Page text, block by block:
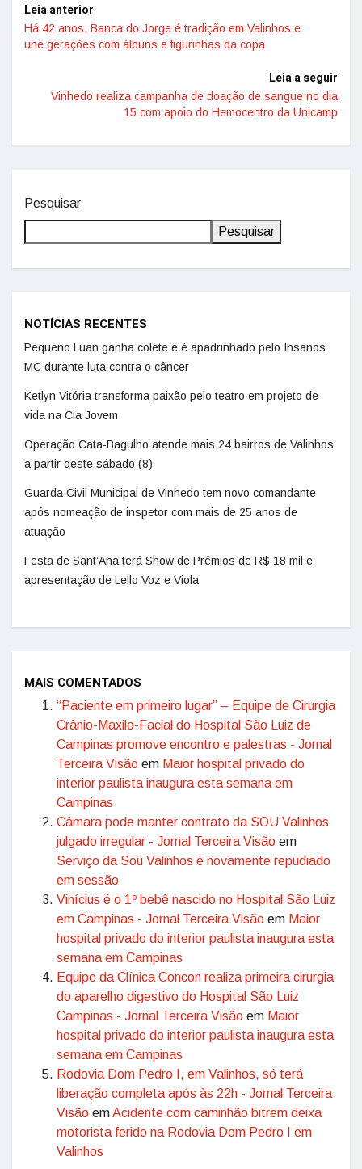
Leia anterior
Há 42 anos, Banca do Jorge é tradição em Valinhos e
une gerações com álbuns e figurinhas da copa
Leia a seguir
Vinhedo realiza campanha de doação de sangue no dia
15 com apoio do Hemocentro da Unicamp
Pesquisar
Pesquisar
NOTÍCIAS RECENTES
Pequeno Luan ganha colete e é apadrinhado pelo Insanos
MC durante luta contra o câncer
Ketlyn Vitória transforma paixão pelo teatro em projeto de
vida na Cia Jovem
Operação Cata-Bagulho atende mais 24 bairros de Valinhos
a partir deste sábado (8)
Guarda Civil Municipal de Vinhedo tem novo comandante
após nomeação de inspetor com mais de 25 anos de
atuação
Festa de Sant’Ana terá Show de Prêmios de R$ 18 mil e
apresentação de Lello Voz e Viola
MAIS COMENTADOS
“Paciente em primeiro lugar” – Equipe de Cirurgia
Crânio-Maxilo-Facial do Hospital São Luiz de
Campinas promove encontro e palestras - Jornal
Terceira Visão em Maior hospital privado do
interior paulista inaugura esta semana em
Campinas
Câmara pode manter contrato da SOU Valinhos
julgado irregular - Jornal Terceira Visão em
Serviço da Sou Valinhos é novamente repudiado
em sessão
Vinícius é o 1º bebê nascido no Hospital São Luiz
em Campinas - Jornal Terceira Visão em Maior
hospital privado do interior paulista inaugura esta
semana em Campinas
Equipe da Clínica Concon realiza primeira cirurgia
do aparelho digestivo do Hospital São Luiz
Campinas - Jornal Terceira Visão em Maior
hospital privado do interior paulista inaugura esta
semana em Campinas
Rodovia Dom Pedro I, em Valinhos, só terá
liberação completa após às 22h - Jornal Terceira
Visão emAcidente com caminhão bitrem deixa
motorista ferido na Rodovia Dom Pedro I em
Valinhos